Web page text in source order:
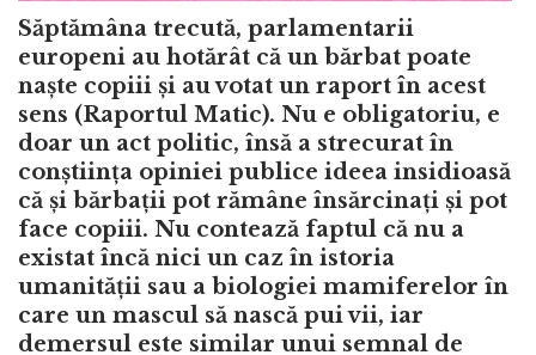
Săptămâna trecută, parlamentarii
europeni au hotărât că un bărbat poate
naște copiii și au votat un raport în acest
sens (Raportul Matic). Nu e obligatoriu, e
doar un act politic, însă a strecurat în
conștiința opiniei publice ideea insidioasă
că și bărbații pot rămâne însărcinați și pot
face copiii. Nu contează faptul că nu a
existat încă nici un caz în istoria
umanității sau a biologiei mamiferelor în
care un mascul să nască pui vii, iar
demersul este similar unui semnal de